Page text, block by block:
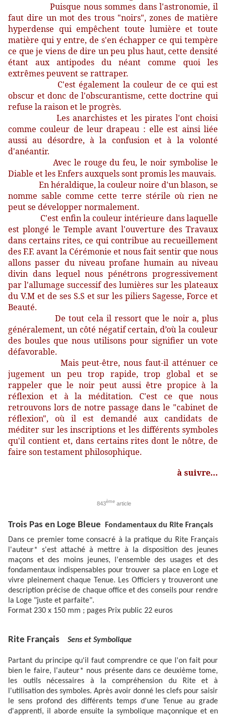
Puisque nous sommes dans l'astronomie, il
faut dire un mot des trous "noirs", zones de matière
hyperdense qui empêchent toute lumière et toute
matière qui y entre, de s'en échapper ce qui tempère
ce que je viens de dire un peu plus haut, cette densité
étant aux antipodes du néant comme quoi les
extrêmes peuvent se rattraper.
C'est également la couleur de ce qui est
obscur et donc de l'obscurantisme, cette doctrine qui
refuse la raison et le progrès.
Les anarchistes et les pirates l'ont choisi
comme couleur de leur drapeau : elle est ainsi liée
aussi au désordre, à la confusion et à la volonté
d'anéantir.
Avec le rouge du feu, le noir symbolise le
Diable et les Enfers auxquels sont promis les mauvais.
En héraldique, la couleur noire d'un blason, se
nomme sable comme cette terre stérile où rien ne
peut se développer normalement.
C'est enfin la couleur intérieure dans laquelle
est plongé le Temple avant l'ouverture des Travaux
dans certains rites, ce qui contribue au recueillement
des F.F. avant la Cérémonie et nous fait sentir que nous
allons passer du niveau profane humain au niveau
divin dans lequel nous pénétrons progressivement
par l'allumage successif des lumières sur les plateaux
du V.M et de ses S.S et sur les piliers Sagesse, Force et
Beauté.
De tout cela il ressort que le noir a, plus
généralement, un côté négatif certain, d’où la couleur
des boules que nous utilisons pour signifier un vote
défavorable.
Mais peut-être, nous faut-il atténuer ce
jugement un peu trop rapide, trop global et se
rappeler que le noir peut aussi être propice à la
réflexion et à la méditation. C'est ce que nous
retrouvons lors de notre passage dans le "cabinet de
réflexion", où il est demandé aux candidats de
méditer sur les inscriptions et les différents symboles
qu'il contient et, dans certains rites dont le nôtre, de
faire son testament philosophique.
à suivre...
843ème article
Trois Pas en Loge Bleue Fondamentaux du Rite Français
Dans ce premier tome consacré à la pratique du Rite Français
l'auteur* s'est attaché à mettre à la disposition des jeunes
maçons et des moins jeunes, l'ensemble des usages et des
fondamentaux indispensables pour trouver sa place en Loge et
vivre pleinement chaque Tenue. Les Officiers y trouveront une
description précise de chaque office et des conseils pour rendre
la Loge "juste et parfaite".
Format 230 x 150 mm ; pages Prix public 22 euros
Rite Français Sens et Symbolique
Partant du principe qu'il faut comprendre ce que l'on fait pour
bien le faire, l'auteur* nous présente dans ce deuxième tome,
les outils nécessaires à la compréhension du Rite et à
l'utilisation des symboles. Après avoir donné les clefs pour saisir
le sens profond des différents temps d'une Tenue au grade
d'apprenti, il aborde ensuite la symbolique maçonnique et en